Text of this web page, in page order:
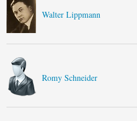
Walter Lippmann
Romy Schneider